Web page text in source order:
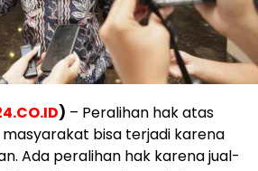
) – Peralihan hak atas
bisa terjadi karena
Ada peralihan hak karena jual-